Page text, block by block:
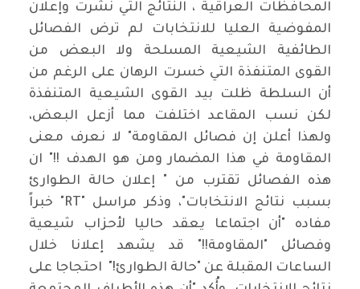
المحافظات العراقية ، النتائج التي نشرت وإعلان
المفوضية العليا للانتخابات لم ترض الفصائل
الطائفية الشيعية المسلحة ولا البعض من
القوى المتنفذة التي خسرت الرهان على الرغم من
أن السلطة ظلت بيد القوى الشيعية المتنفذة
لكن نسب المقاعد اختلفت مما أزعل البعض،
ولهذا أعلن إن فصائل المقاومة" لا نعرف معنى
المقاومة في هذا المضمار ومن هو الهدف !!" ان
هذه الفصائل تقترب من " إعلان حالة الطوارئ
بسبب نتائج الانتخابات"، وذكر مراسل "RT" خبراً
مفاده "أن اجتماعا يعقد حاليا لأحزاب شيعية
وفصائل "المقاومة!!" قد يشهد إعلانا خلال
الساعات المقبلة عن "حالة الطوارئ!" احتجاجا على